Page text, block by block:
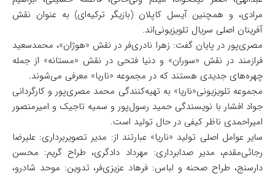
مرادی، و همچنین آیسل کاپلان (بازیگر ترکیه‌ای) به عنوان نقش
آفرینان اصلی سریال تلویزیونی‌اند.
مصری‌پور در پایان گفت: زهرا نادری‌فر در نقش «هوژان»، محمدسعید
فرازمند در نقش «سوران» و دنیا فتحی در نقش «مستانه» از جمله
چهره‌های جدیدی هستند که در مجموعه «ناریا» معرفی می‌شوند.
مجموعه تلویزیونی«ناریا» به تهیه‌کنندگی محمد مصری‌پور و کارگردانی
جواد افشار با نویسندگی حمید رسول‌پور و سمیه تاجیک و امیرمنصور
امیراحمدی ناظر کیفی در حال تولید است.
سایر عوامل اصلی تولید «ناریا» عبارتند از: مدیر تصویربرداری: علیرضا
رجائی‌مقدم، مدیر صدابرداری: مهرداد دادگری، طراح گریم: محسن
دارسنج، طراح صحنه و لباس: فرهاد عزیزی‌فر، تدوین: موحد شادرو،